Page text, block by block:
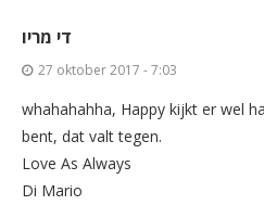
די מריו
27 oktober 2017 - 7:03
whahahahha, Happy kijkt er wel
bent, dat valt tegen.
Love As Always
Di Mario